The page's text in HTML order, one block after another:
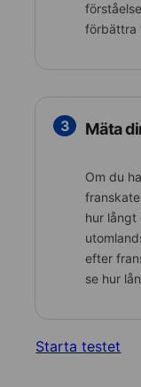
förbättra
3 Mäta
Om du
hur långt
efter
se hur
Starta testet